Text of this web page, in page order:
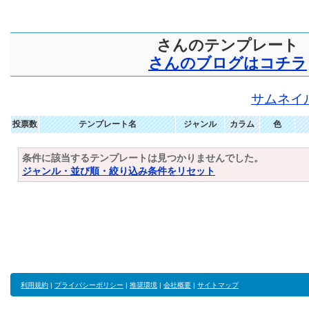
さんのテンプレート
さんのブログはコチラ
サムネイ
投票数 テンプレート名 ジャンル カラム 色
条件に該当するテンプレートは見つかりませんでした。
ジャンル・並び順・絞り込み条件をリセット
利用規約 | プライバシーポリシー | 推奨環境 | 会社概要 | サイトマップ